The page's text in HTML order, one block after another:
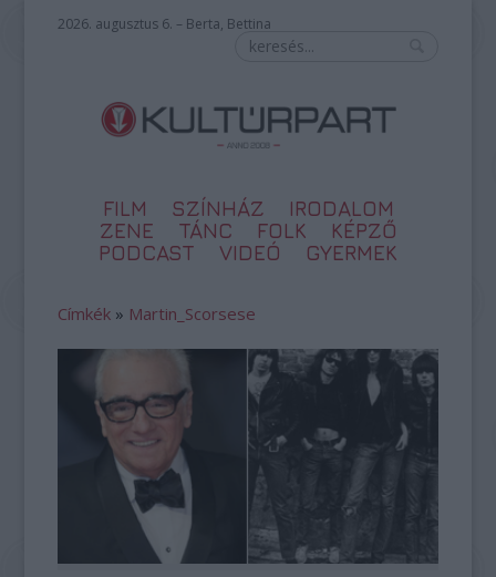
2026. augusztus 6. – Berta, Bettina
FILM SZÍNHÁZ
IRODALOM
ZENE
TÁNC FOLK
KÉPZŐ
PODCAST
VIDEÓ GYERMEK
Címkék » Martin_Scorsese